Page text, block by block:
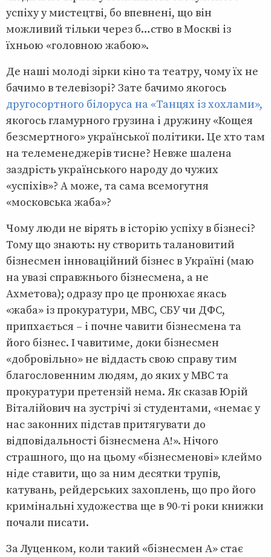
успіху у мистецтві, бо впевнені, що він
можливий тільки через б…cтво в Москві із
їхньою «головною жабою».
Де наші молоді зірки кіно та театру, чому їх не
бачимо в телевізорі? Зате бачимо якогось
другосортного білоруса на «Танцях із хохлами»,
якогось гламурного грузина і дружину «Кощея
безсмертного» української політики. Це хто там
на телеменеджерів тисне? Невже шалена
заздрість українського народу до чужих
«успіхів»? А може, та сама всемогутня
«московська жаба»?
Чому люди не вірять в історію успіху в бізнесі?
Тому що знають: ну створить талановитий
бізнесмен інноваційний бізнес в Україні (маю
на увазі справжнього бізнесмена, а не
Ахметова); одразу про це пронюхає якась
«жаба» із прокуратури, МВС, СБУ чи ДФС,
припхається – і почне чавити бізнесмена та
його бізнес. І чавитиме, доки бізнесмен
«добровільно» не віддасть свою справу тим
благословенним людям, до яких у МВС та
прокуратури претензій нема. Як сказав Юрій
Віталійович на зустрічі зі студентами, «немає у
нас законних підстав притягувати до
відповідальності бізнесмена А!». Нічого
страшного, що на цьому «бізнесменові» клеймо
ніде ставити, що за ним десятки трупів,
катувань, рейдерських захоплень, що про його
кримінальні художества ще в 90-ті роки книжки
почали писати.
За Луценком, коли такий «бізнесмен А» стає